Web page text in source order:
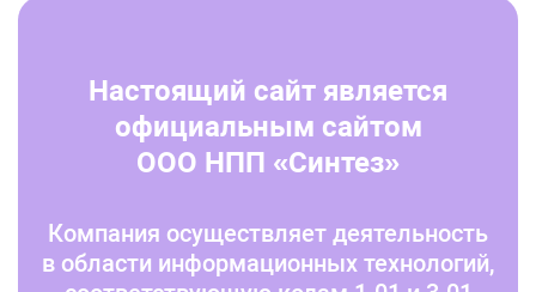
Настоящий сайт является
официальным сайтом
ООО НПП «Синтез»
Компания осуществляет деятельность
в области информационных технологий,